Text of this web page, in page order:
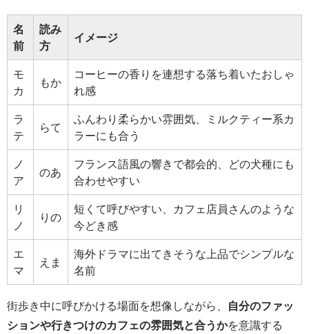
名
前
読み
方
イメージ
モ
カ
もか
コーヒーの香りを連想する落ち着いたおしゃ
れ感
ラ
テ
らて
ふんわり柔らかい雰囲気、ミルクティー系カ
ラーにも合う
ノ
ア
のあ
フランス語風の響きで都会的、どの犬種にも
合わせやすい
リ
ノ
りの
短くて呼びやすい、カフェ店員さんのような
今どき感
エ
マ
えま
海外ドラマに出てきそうな上品でシンプルな
名前
街歩き中に呼びかける場面を想像しながら、
自分のファッ
ションや行きつけのカフェの雰囲気と合うかを意識する